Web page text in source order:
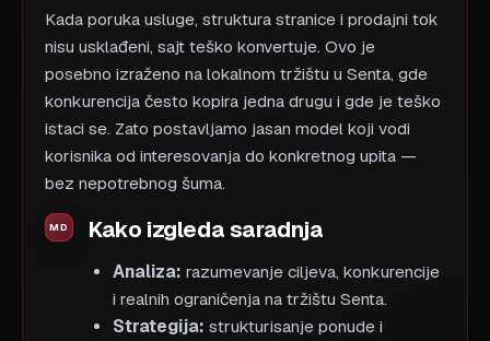
Kada poruka usluge, struktura stranice i prodajni tok
nisu usklađeni, sajt teško konvertuje. Ovo je
posebno izraženo na lokalnom tržištu u Senta, gde
konkurencija često kopira jedna drugu i gde je teško
istaci se. Zato postavljamo jasan model koji vodi
korisnika od interesovanja do konkretnog upita —
bez nepotrebnog šuma.
Kako izgleda saradnja
Analiza: razumevanje ciljeva, konkurencije
i realnih ograničenja na tržištu Senta.
Strategija: strukturisanje ponude i